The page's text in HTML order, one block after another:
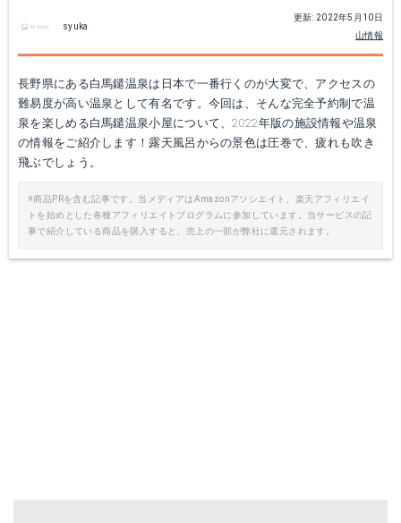
更新: 2022年5月10日
山情報
syuka
長野県にある白馬鑓温泉は日本で一番行くのが大変で、アクセスの
難易度が高い温泉として有名です。今回は、そんな完全予約制で温
泉を楽しめる白馬鑓温泉小屋について、2022年版の施設情報や温泉
の情報をご紹介します！露天風呂からの景色は圧巻で、疲れも吹き
飛ぶでしょう。
※商品PRを含む記事です。当メディアはAmazonアソシエイト、楽天アフィリエイ
トを始めとした各種アフィリエイトプログラムに参加しています。当サービスの記
事で紹介している商品を購入すると、売上の一部が弊社に還元されます。